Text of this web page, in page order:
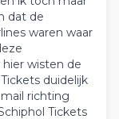
dat de
waren waar
wisten de
duidelijk
richting
Tickets